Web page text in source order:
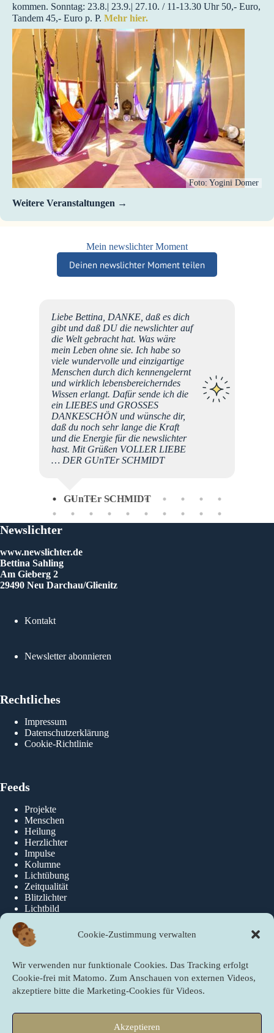
Cookie-Zustimmung verwalten
Wir verwenden nur funktionale Cookies. Das Tracking erfolgt
Cookie-frei mit Matomo. Zum Anschauen von externen Videos,
akzeptiere bitte die Marketing-Cookies für Videos.
Akzeptieren
kommen. Sonntag: 23.8.| 23.9.| 27.10. / 11-13.30 Uhr 50,- Euro,
Tandem 45,- Euro p. P. Mehr hier.
Foto: Yogini Domer
Weitere Veranstaltungen
Mein newslichter Moment
Deinen newslichter Moment teilen
und
Liebe Bettina, DANKE, daß es dich
gibt und daß DU die newslichter auf
die Welt gebracht hat. Was wäre
mein Leben ohne sie. Ich habe so
viele wundervolle und einzigartige
Menschen durch dich kennengelernt
und wirklich lebensbereicherndes
Wissen erlangt. Dafür sende ich die
ein LIEBES und GROSSES
DANKESCHÖN und wünsche dir,
daß du noch sehr lange die Kraft
und die Energie für die newslichter
hast. Mit Grüßen VOLLER LIEBE
… DER GUnTEr SCHMIDT
GUnTEr SCHMIDT
Newslichter
www.newslichter.de
Bettina Sahling
Am Gieberg 2
29490 Neu Darchau/Glienitz
Kontakt
Newsletter abonnieren
Rechtliches
Impressum
Datenschutzerklärung
Cookie-Richtlinie
Feeds
Projekte
Menschen
Heilung
Herzlichter
Impulse
Kolumne
Lichtübung
Zeitqualität
Blitzlichter
Lichtbild
Über Uns
Quicklinks